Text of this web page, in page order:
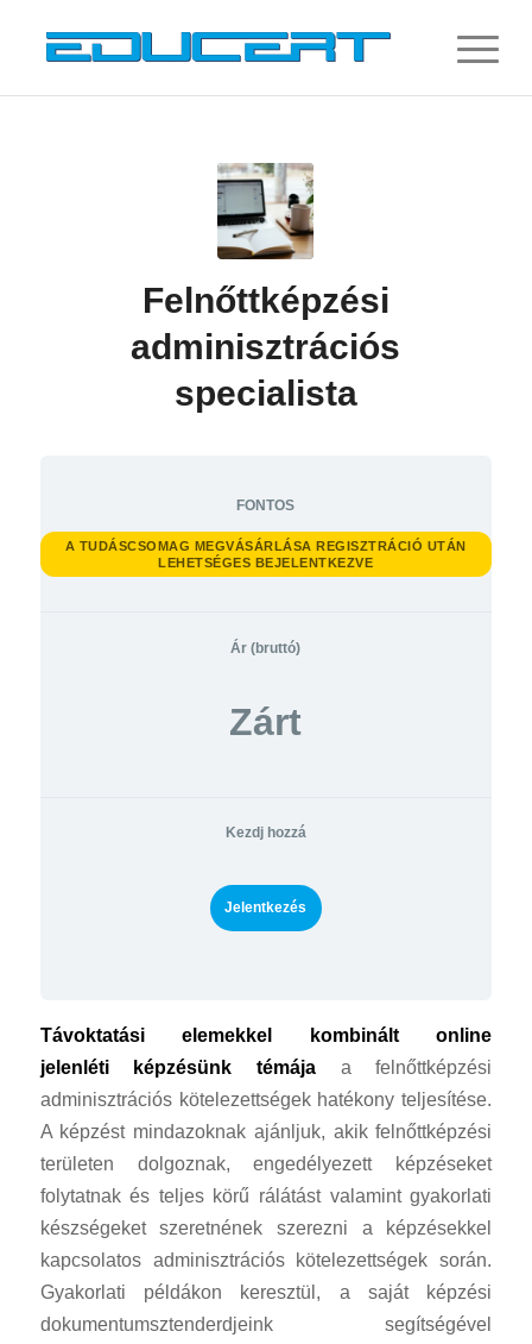
Felnőttképzési
adminisztrációs
specialista
FONTOS
A TUDÁSCSOMAG MEGVÁSÁRLÁSA REGISZTRÁCIÓ UTÁN
LEHETSÉGES BEJELENTKEZVE
Ár
Zárt
Kezdj hozzá
Jelentkezés
Távoktatási elemekkel kombináltonline
jelenléti
képzésünk témája a felnőttképzési
adminisztrációs kötelezettségek hatékony teljesítése.
A képzést mindazoknak ajánljuk, akik felnőttképzési
területen dolgoznak, engedélyezett képzéseket
folytatnak és teljes körű rálátást valamint gyakorlati
készségeket szeretnének szerezni a képzésekkel
kapcsolatos adminisztrációs kötelezettségek során.
Gyakorlati példákon keresztül, a saját képzési
dokumentumsztenderdjeink segítségével